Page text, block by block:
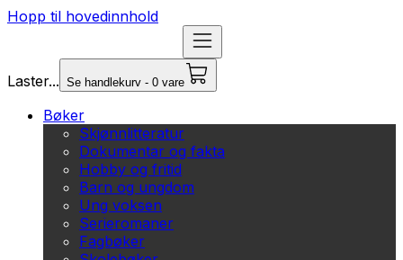
Hopp til hovedinnhold
Laster... Se handlekurv - 0 vare
Bøker
Skjønnlitteratur
Dokumentar og fakta
Hobby og fritid
Barn og ungdom
Ung voksen
Serieromaner
Fagbøker